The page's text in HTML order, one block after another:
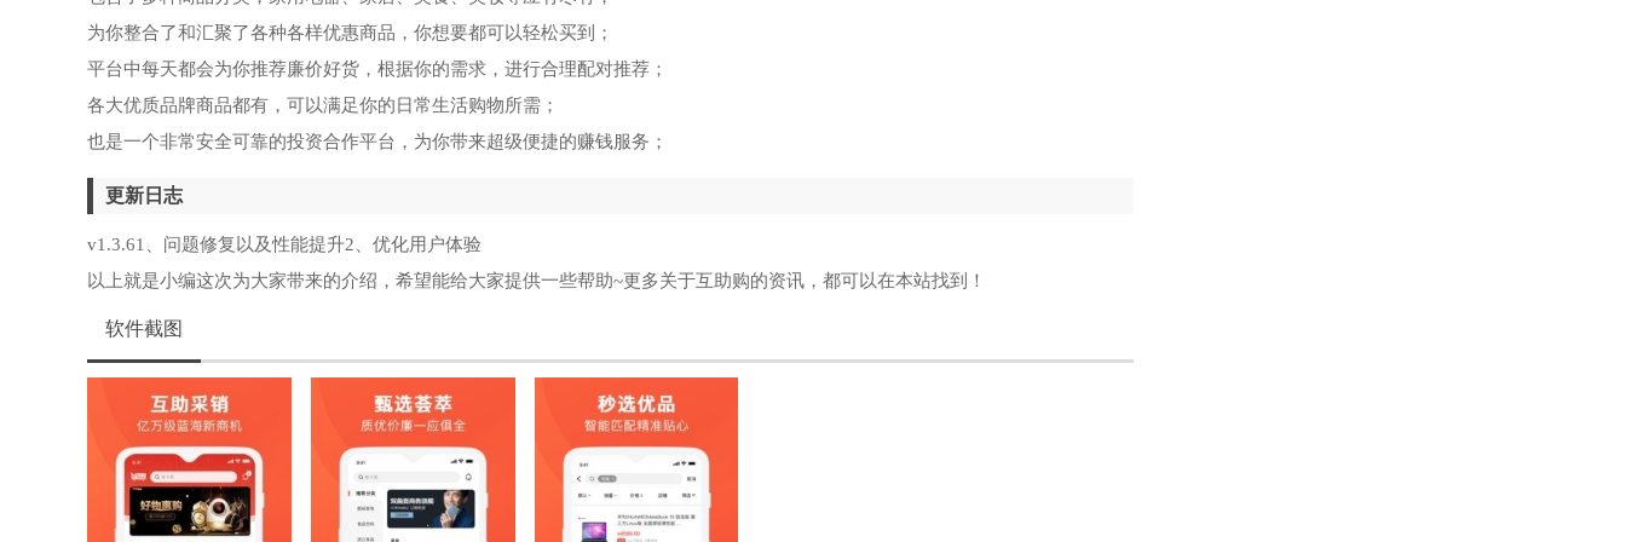
为你整合了和汇聚了各种各样优惠商品，你想要都可以轻松买到；
平台中每天都会为你推荐廉价好货，根据你的需求，进行合理配对推荐；
各大优质品牌商品都有，可以满足你的日常生活购物所需；
也是一个非常安全可靠的投资合作平台，为你带来超级便捷的赚钱服务；
更新日志
v1.3.61、问题修复以及性能提升2、优化用户体验
以上就是小编这次为大家带来的介绍，希望能给大家提供一些帮助~更多关于互助购的资讯，都可以在本站找到！
软件截图